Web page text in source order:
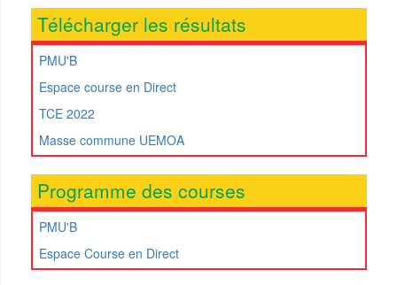
Télécharger les résultats
PMU'B
Espace course en Direct
TCE 2022
Masse commune UEMOA
Programme des courses
PMU'B
Espace Course en Direct